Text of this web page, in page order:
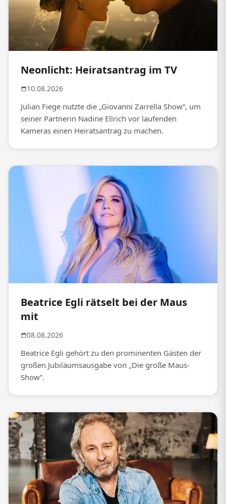
Neonlicht: Heiratsantrag im TV
10.08.2026
Julian Fiege nutzte die „Giovanni Zarrella Show“, um
seiner Partnerin Nadine Ellrich vor laufenden
Kameras einen Heiratsantrag zu machen.
Beatrice Egli rätselt bei der Maus
mit
08.08.2026
Beatrice Egli gehört zu den prominenten Gästen der
großen Jubiläumsausgabe von „Die große Maus-
Show“.